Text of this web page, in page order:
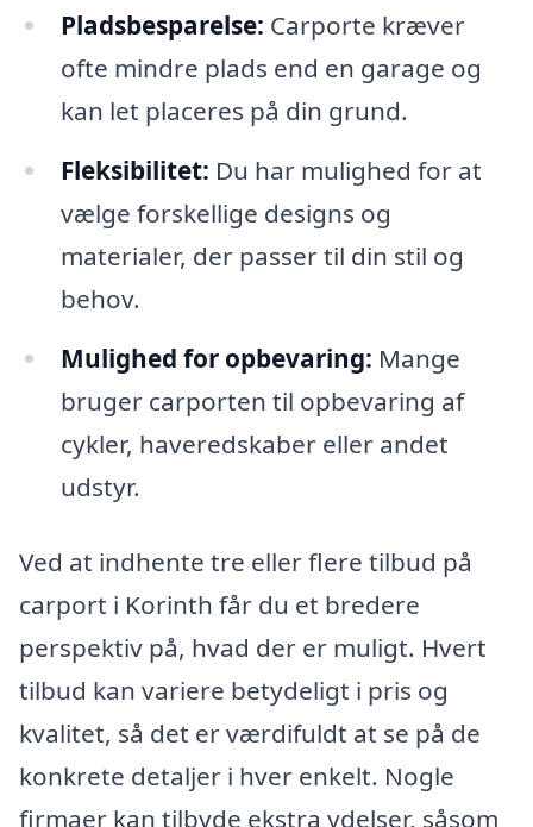
Pladsbesparelse: Carporte kræver
ofte mindre plads end en garage og
kan let placeres på din grund.
Fleksibilitet: Du har mulighed for at
vælge forskellige designs og
materialer, der passer til din stil og
behov.
Mulighed for opbevaring: Mange
bruger carporten til opbevaring af
cykler, haveredskaber eller andet
udstyr.
Ved at indhente tre eller flere tilbud på
carport i Korinth får du et bredere
perspektiv på, hvad der er muligt. Hvert
tilbud kan variere betydeligt i pris og
kvalitet, så det er værdifuldt at se på de
konkrete detaljer i hver enkelt. Nogle
firmaer kan tilbyde ekstra ydelser, såsom